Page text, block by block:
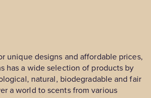
unique designs and affordable prices,
has a wide selection of products by
natural, biodegradable and fair
a world to scents from various